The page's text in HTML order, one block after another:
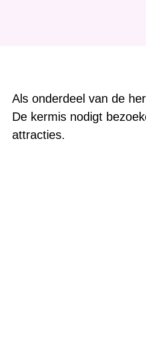
Als onderdeel van de
De kermis nodigt
attracties.